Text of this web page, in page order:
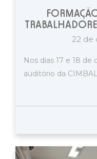
22 de
Nos dias 17 e 18